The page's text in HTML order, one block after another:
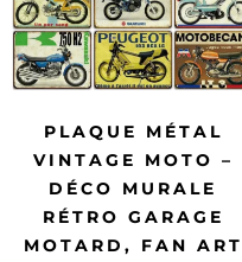
PLAQUE MÉTAL
VINTAGE MOTO –
DÉCO MURALE
RÉTRO GARAGE
MOTARD, FAN ART